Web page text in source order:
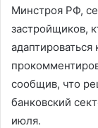
Минстроя РФ,
застройщиков,
сообщив, что
банковский
июля.